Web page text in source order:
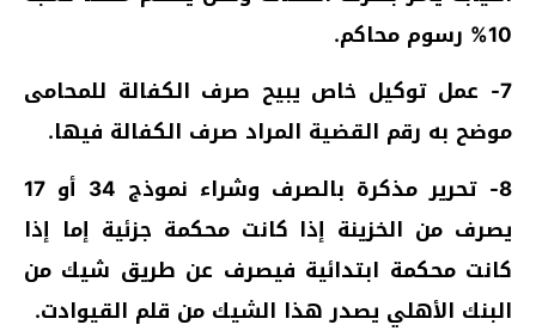
10% رسوم محاكم.
7- عمل توكيل خاص يبيح صرف الكفالة للمحامى
موضح به رقم القضية المراد صرف الكفالة فيها.
8- تحرير مذكرة بالصرف وشراء نموذج 34 أو 17
يصرف من الخزينة إذا كانت محكمة جزئية إما إذا
كانت محكمة ابتدائية فيصرف عن طريق شيك من
البنك الأهلي يصدر هذا الشيك من قلم القيوادت.